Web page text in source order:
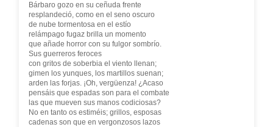
Bárbaro gozo en su ceñuda frente
resplandeció, como en el seno oscuro
de nube tormentosa en el estío
relámpago fugaz brilla un momento
que añade horror con su fulgor sombrío.
Sus guerreros feroces
con gritos de soberbia el viento llenan;
gimen los yunques, los martillos suenan;
arden las forjas. ¡Oh, vergüenza! ¿Acaso
pensáis que espadas son para el combate
las que mueven sus manos codiciosas?
No en tanto os estiméis; grillos, esposas
cadenas son que en vergonzosos lazos